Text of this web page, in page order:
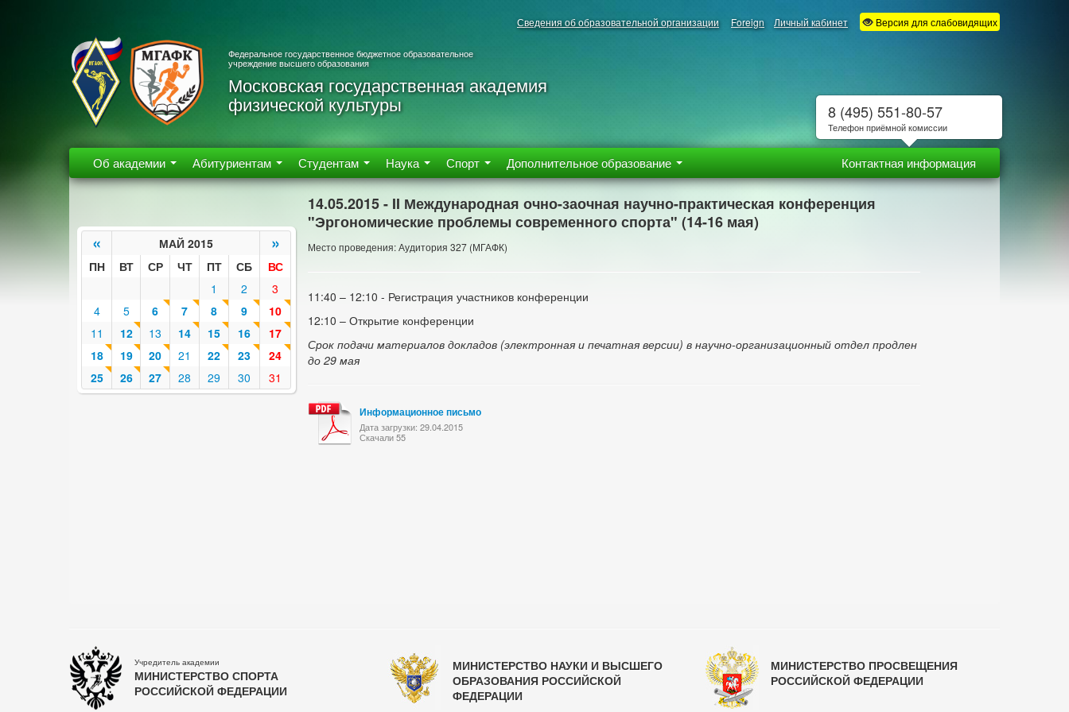
Сведения об образовательной организации Foreign Личный кабинет Версия для слабовидящих
Федеральное государственное бюджетное образовательное
учреждение высшего образования
Московская государственная академия
физической культуры
Об академии Абитуриентам Студентам Наука Спорт Дополнительное образование Контактная информация
« МАЙ 2015 »
ПН ВТ СР ЧТ ПТ СБ
ВС
1
2
3
4
5 6 7 8 9
10
11
12 13 14 15 16
17
18
19 20 21 22 23
24
25
26 27 28 29 30 31
14.05.2015 - II Международная очно-заочная научно-практическая конференция
"Эргономические проблемы современного спорта" (14-16 мая)
Место проведения: Аудитория 327 (МГАФК)
11:40 – 12:10 - Регистрация участников конференции
12:10 – Открытие конференции
Срок подачи материалов докладов (электронная и печатная версии) в научно-организационный отдел продлен
до 29 мая
Информационное письмо
Дата загрузки: 29.04.2015
Скачали 55
Учредитель академии
МИНИСТЕРСТВО СПОРТА
РОССИЙСКОЙ ФЕДЕРАЦИИ
МИНИСТЕРСТВО НАУКИ И ВЫСШЕГО
ОБРАЗОВАНИЯ РОССИЙСКОЙ
ФЕДЕРАЦИИ
МИНИСТЕРСТВО ПРОСВЕЩЕНИЯ
РОССИЙСКОЙ ФЕДЕРАЦИИ
8 (495) 551-80-57
Телефон приёмной комиссии